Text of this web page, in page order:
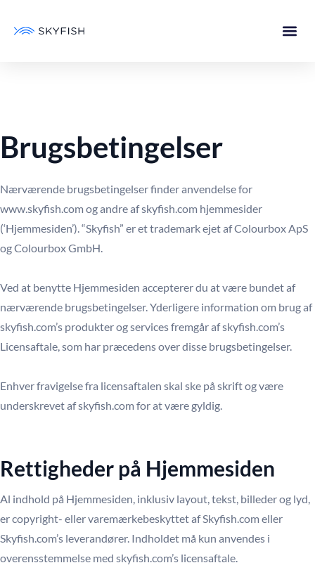
Brugsbetingelser
Nærværende brugsbetingelser finder anvendelse for
www.skyfish.com og andre af skyfish.com hjemmesider
(‘Hjemmesiden’). “Skyfish” er et trademark ejet af Colourbox ApS
og Colourbox GmbH.
Ved at benytte Hjemmesiden accepterer du at være bundet af
nærværende brugsbetingelser. Yderligere information om brug af
skyfish.com’s produkter og services fremgår af skyfish.com’s
Licensaftale, som har præcedens over disse brugsbetingelser.
Enhver fravigelse fra licensaftalen skal ske på skrift og være
underskrevet af skyfish.com for at være gyldig.
Rettigheder på Hjemmesiden
Al indhold på Hjemmesiden, inklusiv layout, tekst, billeder og lyd,
er copyright- eller varemærkebeskyttet af Skyfish.com eller
Skyfish.com’s leverandører. Indholdet må kun anvendes i
overensstemmelse med skyfish.com’s licensaftale.